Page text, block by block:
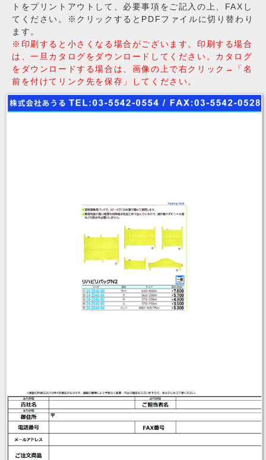
トをプリントアウトして、必要事項をご記入の上、FAXし
てください。※クリックするとPDFファイルに切り替わり
ます。
※印刷すると小さくなる場合がございます。印刷する場合
は、一旦カタログをダウンロードしてください。カタログ
をダウンロードする場合は、画像の上で右クリック→「名
前を付けてリンク先を保存」してください。